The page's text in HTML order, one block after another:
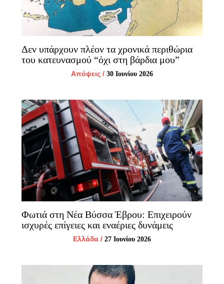
Δεν υπάρχουν πλέον τα χρονικά περιθώρια
του κατευνασμού “όχι στη βάρδια μου”
Απόψεις / 30 Ιουνίου 2026
Φωτιά στη Νέα Βύσσα Έβρου: Επιχειρούν
ισχυρές επίγειες και εναέριες δυνάμεις
Ελλάδα / 27 Ιουνίου 2026